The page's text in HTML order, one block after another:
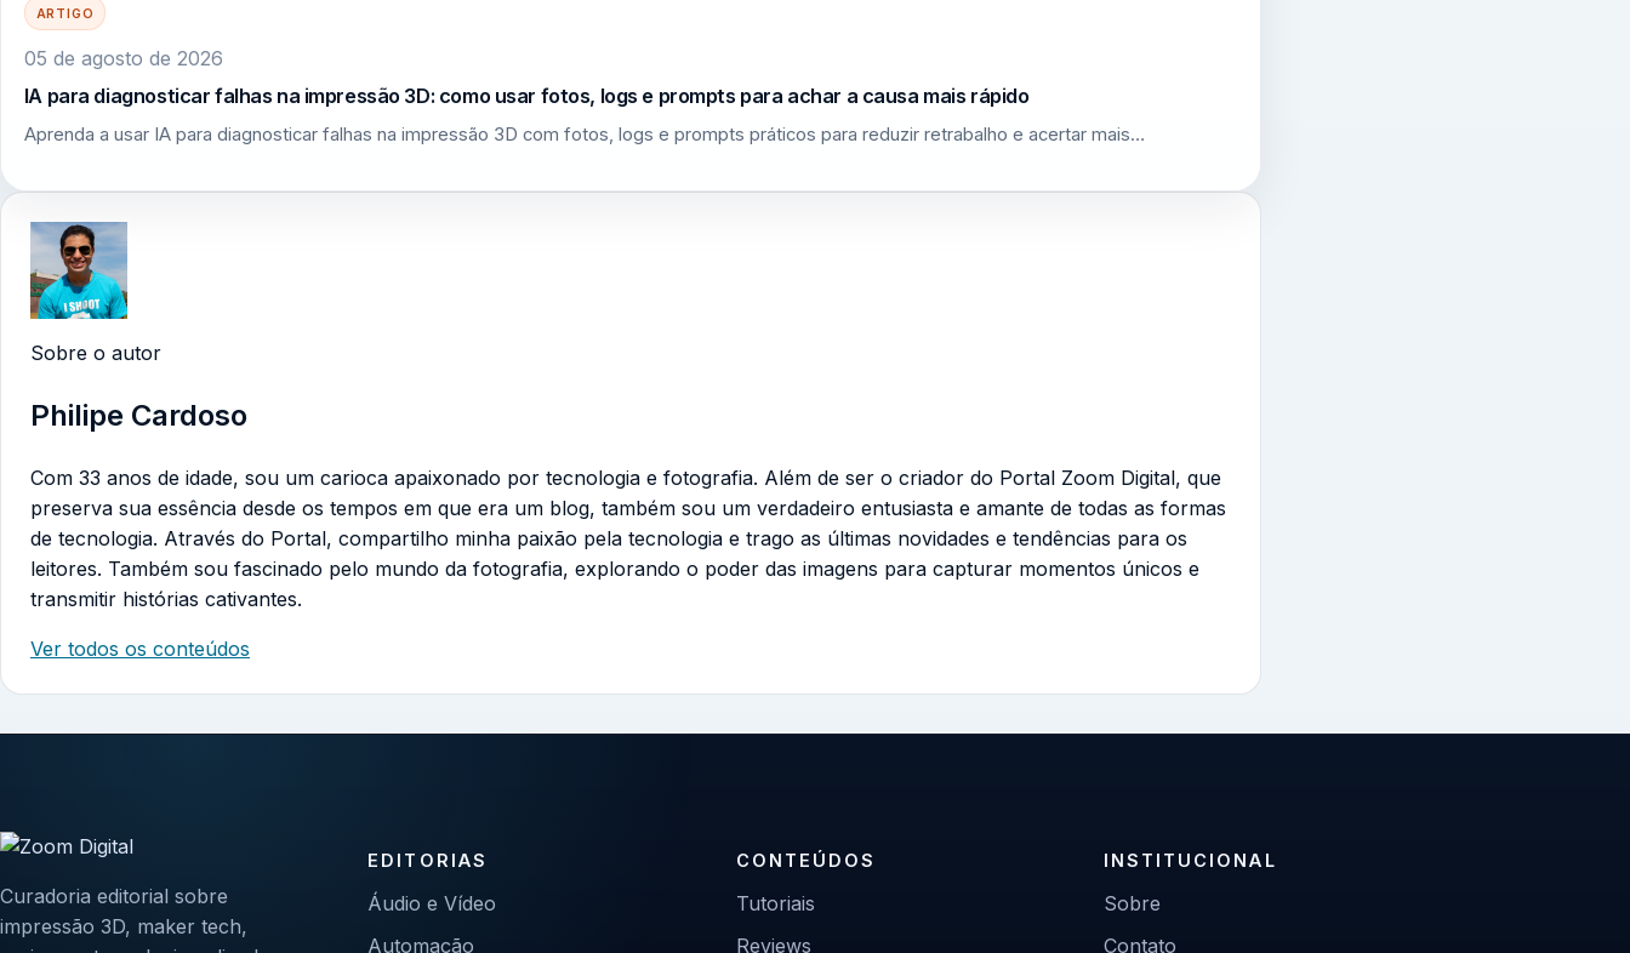
ARTIGO
05 de agosto de 2026
IA para diagnosticar falhas na impressão 3D: como usar fotos, logs e prompts para achar a causa mais rápido
Aprenda a usar IA para diagnosticar falhas na impressão 3D com fotos, logs e prompts práticos para reduzir retrabalho e acertar mais…
Sobre o autor
Philipe Cardoso
Com 33 anos de idade, sou um carioca apaixonado por tecnologia e fotografia. Além de ser o criador do Portal Zoom Digital, que
preserva sua essência desde os tempos em que era um blog, também sou um verdadeiro entusiasta e amante de todas as formas
de tecnologia. Através do Portal, compartilho minha paixão pela tecnologia e trago as últimas novidades e tendências para os
leitores. Também sou fascinado pelo mundo da fotografia, explorando o poder das imagens para capturar momentos únicos e
transmitir histórias cativantes.
Ver todos os conteúdos
Curadoria editorial sobre
impressão 3D, maker tech,
EDITORIAS
Áudio e Vídeo
Automação
CONTEÚDOS
Tutoriais
Reviews
INSTITUCIONAL
Sobre
Contato